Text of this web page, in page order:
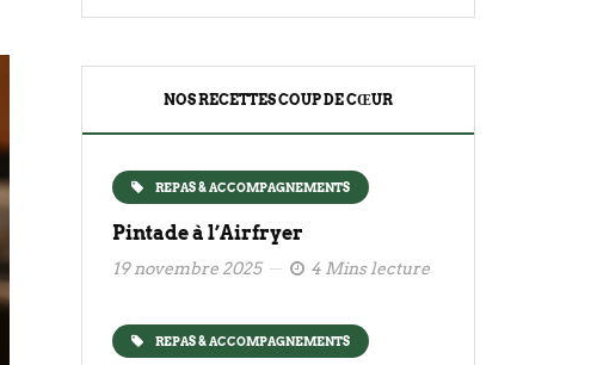
NOS RECETTES COUP DE CŒUR
REPAS & ACCOMPAGNEMENTS
Pintade à l’Airfryer
19 novembre 2025 4 Mins lecture
REPAS & ACCOMPAGNEMENTS